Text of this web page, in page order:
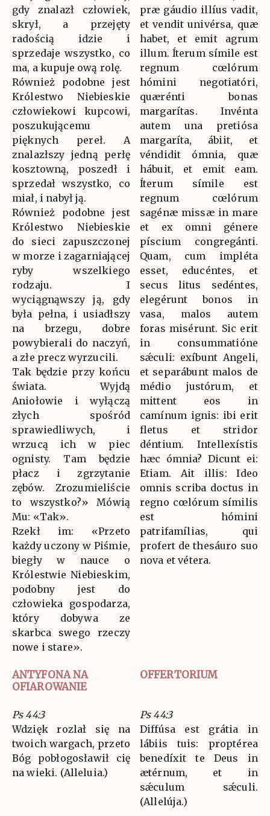
gdy znalazł człowiek,
skrył, a przejęty
radością idzie i
sprzedaje wszystko, co
ma, a kupuje ową rolę.
Również podobne jest
Królestwo Niebieskie
człowiekowi kupcowi,
poszukującemu
pięknych pereł. A
znalazłszy jedną perłę
kosztowną, poszedł i
sprzedał wszystko, co
miał, i nabył ją.
Również podobne jest
Królestwo Niebieskie
do sieci zapuszczonej
w morze i zagarniającej
ryby wszelkiego
rodzaju. I
wyciągnąwszy ją, gdy
była pełna, i usiadłszy
na brzegu, dobre
powybierali do naczyń,
a złe precz wyrzucili.
Tak będzie przy końcu
świata. Wyjdą
Aniołowie i wyłączą
złych spośród
sprawiedliwych, i
wrzucą ich w piec
ognisty. Tam będzie
płacz i zgrzytanie
zębów. Zrozumieliście
to wszystko?» Mówią
Mu: «Tak».
Rzekł im: «Przeto
każdy uczony w Piśmie,
biegły w nauce o
Królestwie Niebieskim,
podobny jest do
człowieka gospodarza,
który dobywa ze
skarbca swego rzeczy
nowe i stare».
præ gáudio illíus vadit,
et vendit univérsa, quæ
habet, et emit agrum
illum. Íterum símile est
regnum cœlórum
hómini negotiatóri,
quærénti bonas
margarítas. Invénta
autem una pretiósa
margaríta, ábiit, et
véndidit ómnia, quæ
hábuit, et emit eam.
Íterum símile est
regnum cœlórum
sagénæ missæ in mare
et ex omni génere
píscium congregánti.
Quam, cum impléta
esset, educéntes, et
secus litus sedéntes,
elegérunt bonos in
vasa, malos autem
foras misérunt. Sic erit
in consummatióne
sǽculi: exíbunt Angeli,
et separábunt malos de
médio justórum, et
mittent eos in
camínum ignis: ibi erit
fletus et stridor
déntium. Intellexístis
hæc ómnia? Dicunt ei:
Etiam. Ait illis: Ideo
omnis scriba doctus in
regno cœlórum símilis
est hómini
patrifamílias, qui
profert de thesáuro suo
nova et vétera.
ANTYFONA NA
OFIAROWANIE
OFFERTORIUM
Ps 44:3
Wdzięk rozlał się na
twoich wargach, przeto
Bóg pobłogosławił cię
na wieki. (Alleluia.)
Ps 44:3
Diffúsa est grátia in
lábiis tuis: proptérea
benedíxit te Deus in
ætérnum, et in
sǽculum sǽculi.
(Allelúja.)